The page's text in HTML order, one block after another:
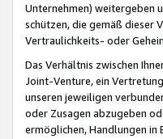
Unternehmen) weitergeben
schützen, die gemäß dieser
Vertraulichkeits- oder
Das Verhältnis zwischen
Joint-Venture, ein
unseren jeweiligen
oder Zusagen abzugeben
ermöglichen, Handlungen in